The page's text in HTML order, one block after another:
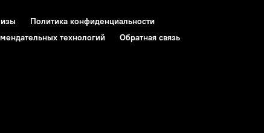
Политика конфиденциальности
технологий Обратная связь